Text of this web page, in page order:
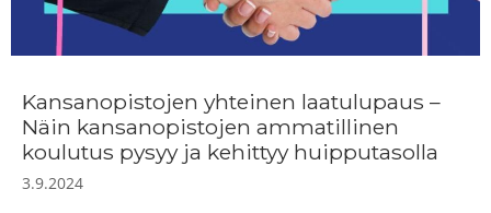
Kansanopistojen yhteinen laatulupaus –
Näin kansanopistojen ammatillinen
koulutus pysyy ja kehittyy huipputasolla
3.9.2024